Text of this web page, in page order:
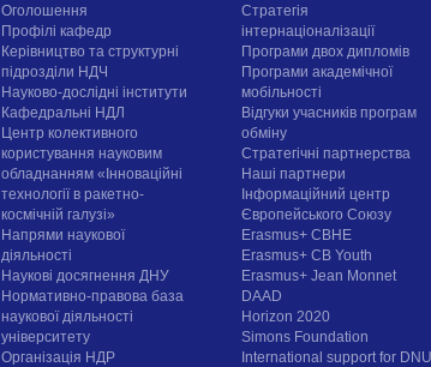
Оголошення
Профілі кафедр
Керівництво та структурні
підрозділи НДЧ
Науково-дослідні інститути
Кафедральні НДЛ
Центр колективного
користування науковим
обладнанням «Інноваційні
технології в ракетно-
космічній галузі»
Напрями наукової
діяльності
Наукові досягнення ДНУ
Нормативно-правова база
наукової діяльності
університету
Організація НДР
Стратегія
інтернаціоналізації
Програми двох дипломів
Програми академічної
мобільності
Відгуки учасників програм
обміну
Стратегічні партнерства
Наші партнери
Інформаційний центр
Європейського Союзу
Erasmus+ CBHE
Erasmus+ CB Youth
Erasmus+ Jean Monnet
DAAD
Horizon 2020
Simons Foundation
International support for DNU